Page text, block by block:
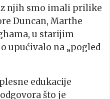
njih smo imali prilike
Duncan, Marthe
u starijim
upućivalo na „pogled
edukacije
što je